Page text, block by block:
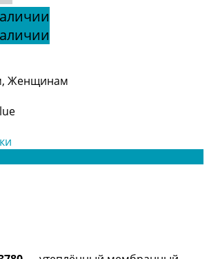
Женщинам